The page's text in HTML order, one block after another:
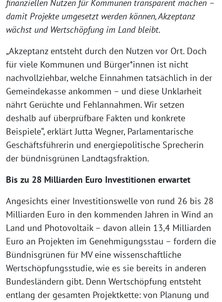
finanziellen Nutzen für Kommunen transparent machen –
damit Projekte umgesetzt werden können, Akzeptanz
wächst und Wertschöpfung im Land bleibt.
„Akzeptanz entsteht durch den Nutzen vor Ort. Doch
für viele Kommunen und Bürger*innen ist nicht
nachvollziehbar, welche Einnahmen tatsächlich in der
Gemeindekasse ankommen – und diese Unklarheit
nährt Gerüchte und Fehlannahmen. Wir setzen
deshalb auf überprüfbare Fakten und konkrete
Beispiele“, erklärt Jutta Wegner, Parlamentarische
Geschäftsführerin und energiepolitische Sprecherin
der bündnisgrünen Landtagsfraktion.
Bis zu 28 Milliarden Euro Investitionen erwartet
Angesichts einer Investitionswelle von rund 26 bis 28
Milliarden Euro in den kommenden Jahren in Wind an
Land und Photovoltaik – davon allein 13,4 Milliarden
Euro an Projekten im Genehmigungsstau – fordern die
Bündnisgrünen für MV eine wissenschaftliche
Wertschöpfungsstudie, wie es sie bereits in anderen
Bundesländern gibt. Denn Wertschöpfung entsteht
entlang der gesamten Projektkette: von Planung und